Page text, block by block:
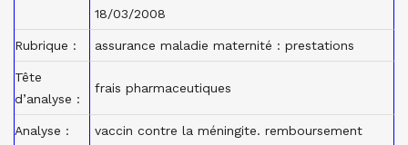
18/03/2008
Rubrique : assurance maladie maternité : prestations
Tête
d’analyse :
frais pharmaceutiques
Analyse : vaccin contre la méningite. remboursement